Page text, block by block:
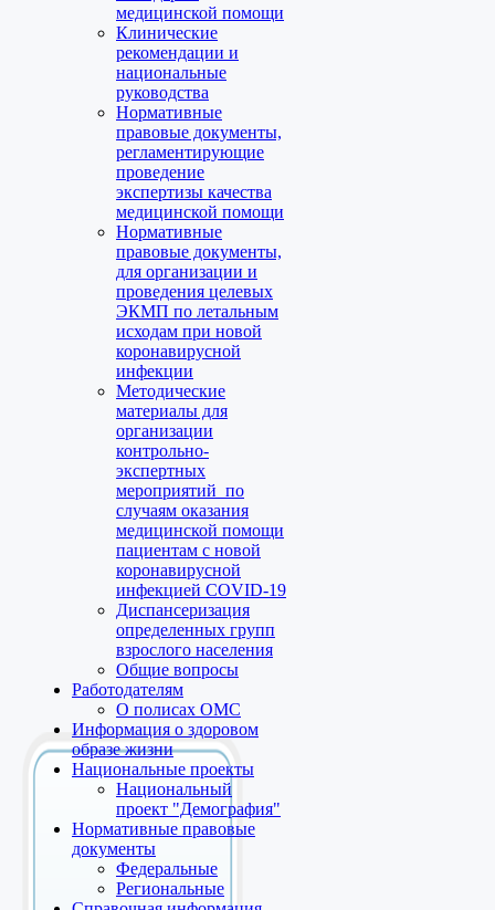
медицинской помощи
Клинические
рекомендации и
национальные
руководства
Нормативные
правовые документы,
регламентирующие
проведение
экспертизы качества
медицинской помощи
Нормативные
правовые документы,
для организации и
проведения целевых
ЭКМП по летальным
исходам при новой
коронавирусной
инфекции
Методические
материалы для
организации
контрольно-
экспертных
мероприятий по
случаям оказания
медицинской помощи
пациентам с новой
коронавирусной
инфекцией COVID-19
Диспансеризация
определенных групп
взрослого населения
Общие вопросы
Работодателям
О полисах ОМС
Информация о здоровом
образе жизни
Национальные проекты
Национальный
проект "Демография"
Нормативные правовые
документы
Федеральные
Региональные